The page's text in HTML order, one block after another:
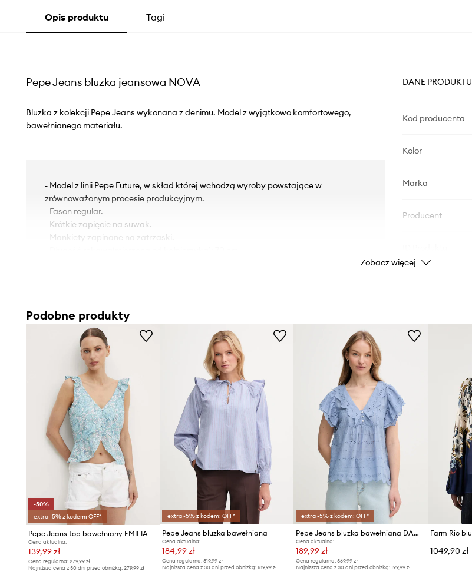
Opis produktu Tagi
Pepe Jeans bluzka jeansowa NOVA
Bluzka z kolekcji Pepe Jeans wykonana z denimu. Model z wyjątkowo komfortowego,
bawełnianego materiału.
- Model z linii Pepe Future, w skład której wchodzą wyroby powstające w
zrównoważonym procesie produkcyjnym.
- Fason regular.
- Krótkie zapięcie na suwak.
- Mankiety zapinane na zatrzaski.
DANE PRODUKTU
Kod producenta
Kolor
Marka
Producent
Zobacz więcej
Podobne produkty
-50%
extra -5% z kodem: OFF*
Pepe Jeans top bawełniany EMILIA
Cena aktualna:
139,99 zł
Cena regularna: 279,99 zł
Najniższa cena z 30 dni przed obniżką: 279,99 zł
extra -5% z kodem: OFF*
Pepe Jeans bluzka bawełniana
Cena aktualna:
184,99 zł
Cena regularna:319,99 zł
Najniższa cena z 30 dni przed obniżką:189,99 zł
extra -5% z kodem: OFF*
Pepe Jeans bluzka bawełniana DAME
Cena aktualna:
189,99 zł
Cena regularna: 369,99 zł
Najniższa cena z 30 dni przed obniżką: 199,99 zł
1049,90 zł